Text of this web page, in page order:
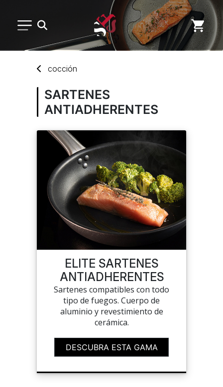
DESECHABLES
MARCAS
NUEVOS PRODUCTOS
SERVICIO POSVENTA
CUENTA
LISTAS DE DESEOS
CARRITO
PORTAIL
cocción
SARTENES
ANTIADHERENTES
ELITE SARTENES
ANTIADHERENTES
Sartenes compatibles con todo
tipo de fuegos. Cuerpo de
aluminio y revestimiento de
cerámica.
DESCUBRA ESTA GAMA